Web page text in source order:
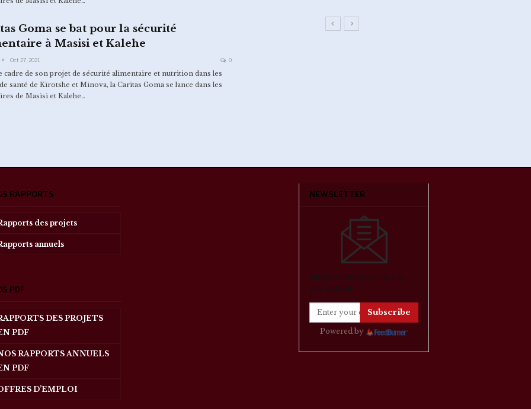
Goma se bat pour la sécurité
à Masisi et Kalehe
Oct 27, 2021 0
cadre de son projet de sécurité alimentaire et nutrition dans les
santé de Kirotshe et Minova, la Caritas Goma se lance dans les
de Masisi et Kalehe…
RAPPORTS
des projets
annuels
PDF
DES PROJETS
PDF
RAPPORTS ANNUELS
PDF
D’EMPLOI
NEWSLETTER
Subscribe our newsletter to
stay updated.
Subscribe
Powered by